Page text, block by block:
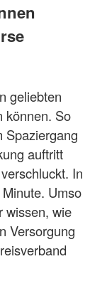
geliebten
können. So
Spaziergang
auftritt
In
Umso
wissen, wie
Versorgung